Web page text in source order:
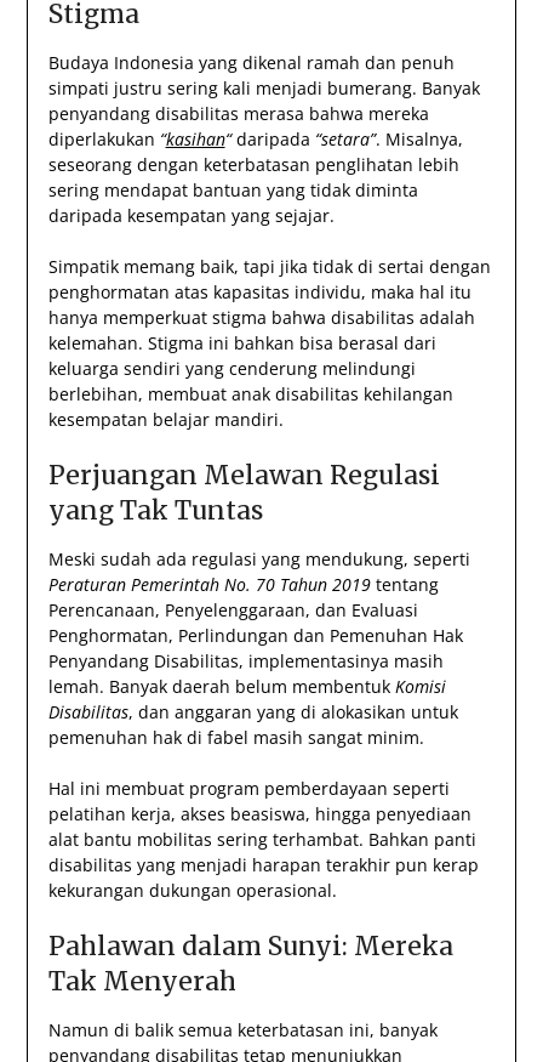
Stigma
Budaya Indonesia yang dikenal ramah dan penuh
simpati justru sering kali menjadi bumerang. Banyak
penyandang disabilitas merasa bahwa mereka
diperlakukan “kasihan“daripada “setara”. Misalnya,
seseorang dengan keterbatasan penglihatan lebih
sering mendapat bantuan yang tidak diminta
daripada kesempatan yang sejajar.
Simpatik memang baik, tapi jika tidak di sertai dengan
penghormatan atas kapasitas individu, maka hal itu
hanya memperkuat stigma bahwa disabilitas adalah
kelemahan. Stigma ini bahkan bisa berasal dari
keluarga sendiri yang cenderung melindungi
berlebihan, membuat anak disabilitas kehilangan
kesempatan belajar mandiri.
Perjuangan Melawan Regulasi
yang Tak Tuntas
Meski sudah ada regulasi yang mendukung, seperti
Peraturan Pemerintah No. 70 Tahun 2019tentang
Perencanaan, Penyelenggaraan, dan Evaluasi
Penghormatan, Perlindungan dan Pemenuhan Hak
Penyandang Disabilitas, implementasinya masih
lemah. Banyak daerah belum membentuk Komisi
Disabilitas, dan anggaran yang di alokasikan untuk
pemenuhan hak di fabel masih sangat minim.
Hal ini membuat program pemberdayaan seperti
pelatihan kerja, akses beasiswa, hingga penyediaan
alat bantu mobilitas sering terhambat. Bahkan panti
disabilitas yang menjadi harapan terakhir pun kerap
kekurangan dukungan operasional.
Pahlawan dalam Sunyi: Mereka
Tak Menyerah
Namun di balik semua keterbatasan ini, banyak
penyandang disabilitas tetap menunjukkan